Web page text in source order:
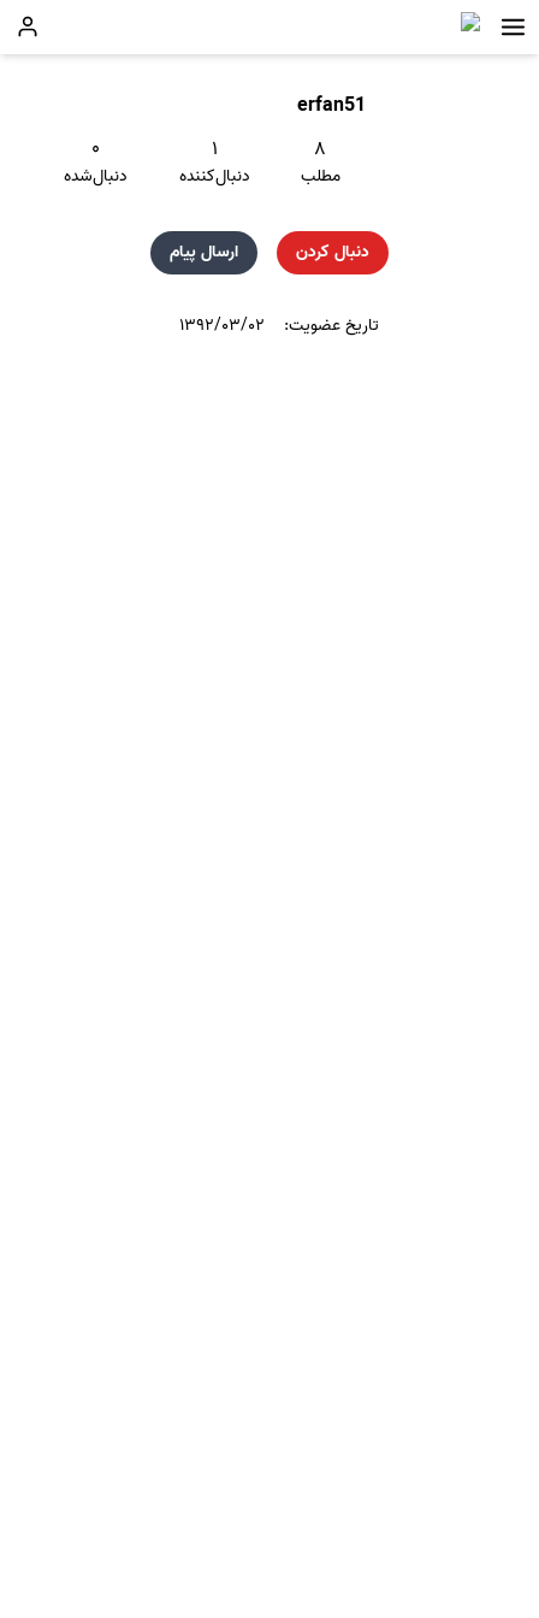
erfan51
۸
مطلب
۱
دنبال‌کننده
۰
دنبال‌شده
دنبال کردن ارسال پیام
تاریخ عضویت: ۱۳۹۲/۰۳/۰۲